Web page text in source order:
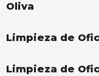
Oliva
Limpieza de
Limpieza de